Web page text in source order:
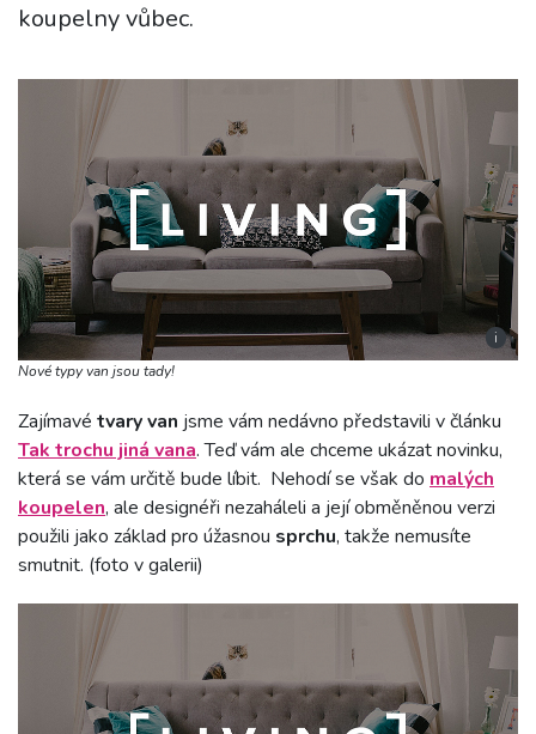
koupelny vůbec.
i
Nové typy van jsou tady!
Zajímavé tvary van jsme vám nedávno představili v článku
Tak trochu jiná vana. Teď vám ale chceme ukázat novinku,
která se vám určitě bude líbit. Nehodí se však do malých
koupelen, ale designéři nezaháleli a její obměněnou verzi
použili jako základ pro úžasnou sprchu, takže nemusíte
smutnit. (foto v galerii)